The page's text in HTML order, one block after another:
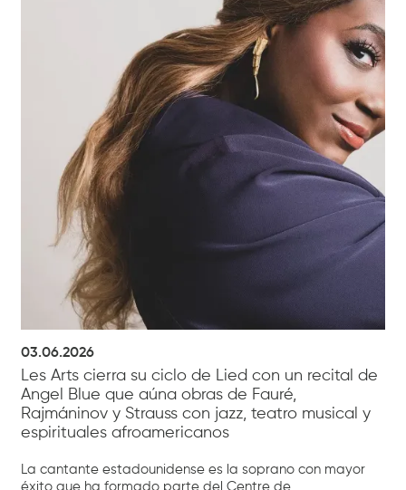
03.06.2026
Les Arts cierra su ciclo de Lied con un recital de
Angel Blue que aúna obras de Fauré,
Rajmáninov y Strauss con jazz, teatro musical y
espirituales afroamericanos
La cantante estadounidense es la soprano con mayor
éxito que ha formado parte del Centre de